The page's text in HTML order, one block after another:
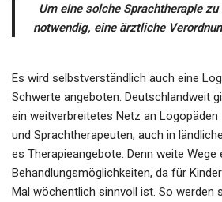
Um eine solche Sprachtherapiezu
notwendig, eine ärztliche
Es wird selbstverständlich auch eine
Schwerte angeboten. Deutschlandweit
ein weitverbreitetes Netz an Logopäden
und Sprachtherapeuten, auch in
es Therapieangebote. Denn weite Wege
Behandlungsmöglichkeiten, da für
Mal wöchentlich sinnvoll ist. So werden